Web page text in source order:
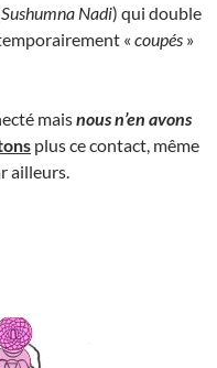
Sushumna Nadi) qui double
« coupés »
maisnous n’en avons
plus ce contact, même
ailleurs.